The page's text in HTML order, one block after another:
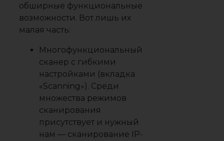
обширные функциональные
возможности. Вот лишь их
малая часть:
Многофункциональный
сканер с гибкими
настройками (вкладка
«Scanning»). Среди
множества режимов
сканирования
присутствует и нужный
нам — сканирование IP-